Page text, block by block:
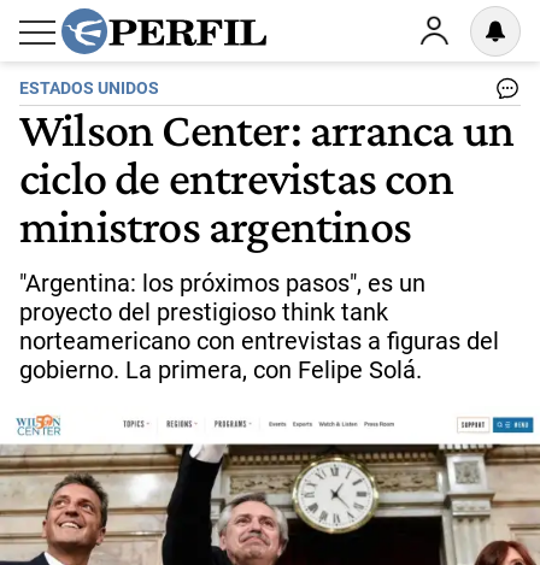
ESTADOS UNIDOS
Wilson Center: arranca un
ciclo de entrevistas con
ministros argentinos
"Argentina: los próximos pasos", es un
proyecto del prestigioso think tank
norteamericano con entrevistas a figuras del
gobierno. La primera, con Felipe Solá.